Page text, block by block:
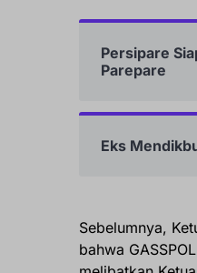
Persipare
Parepare
Eks
Sebelumnya,
bahwa